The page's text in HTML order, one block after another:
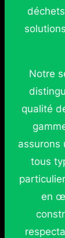
Notre
qualité
assurons
tous
en